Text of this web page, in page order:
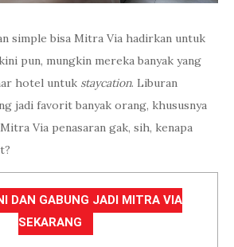
simple bisa Mitra Via hadirkan untuk
pun, mungkin mereka banyak yang
hotel untuk staycation. Liburan
jadi favorit banyak orang, khususnya
Via penasaran gak, sih, kenapa
DAN GABUNG JADI MITRA VIA
SEKARANG